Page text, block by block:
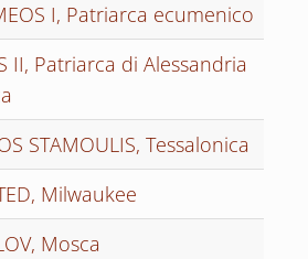
I, Patriarca ecumenico
II, Patriarca di Alessandria
STAMOULIS, Tessalonica
Milwaukee
Mosca